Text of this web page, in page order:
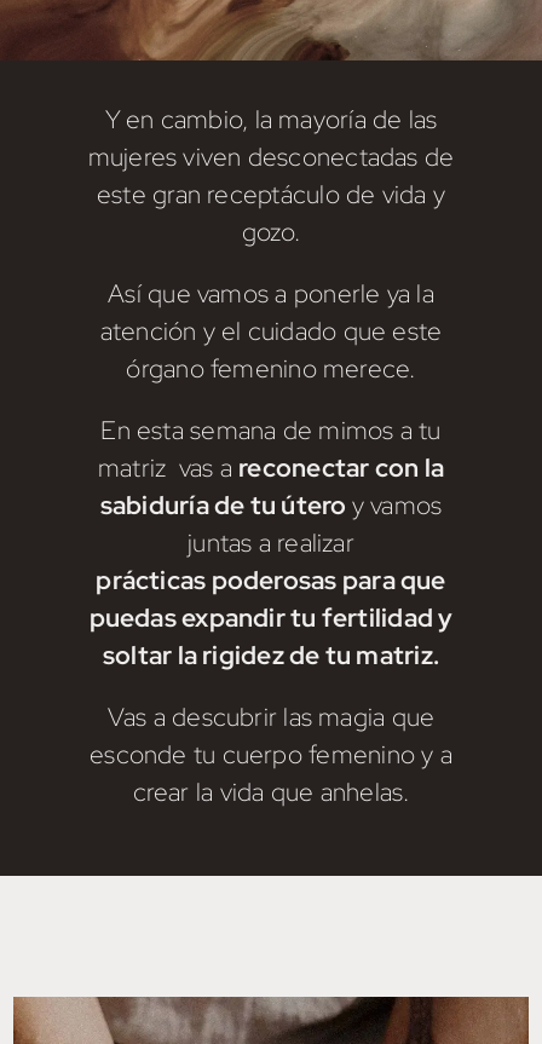
Y en cambio, la mayoría de las
mujeres viven desconectadas de
este gran receptáculo de vida y
gozo.
Así que vamos a ponerle ya la
atención y el cuidado que este
órgano femenino merece.
En esta semana de mimos a tu
matriz vas a reconectar con la
sabiduría de tu útero y vamos
juntas a realizar
prácticas poderosas para que
puedas expandir tu fertilidad y
soltar la rigidez de tu matriz.
Vas a descubrir las magia que
esconde tu cuerpo femenino y a
crear la vida que anhelas.